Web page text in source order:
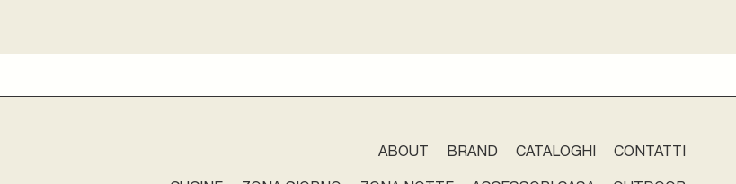
ABOUT BRAND CATALOGHI CONTATTI